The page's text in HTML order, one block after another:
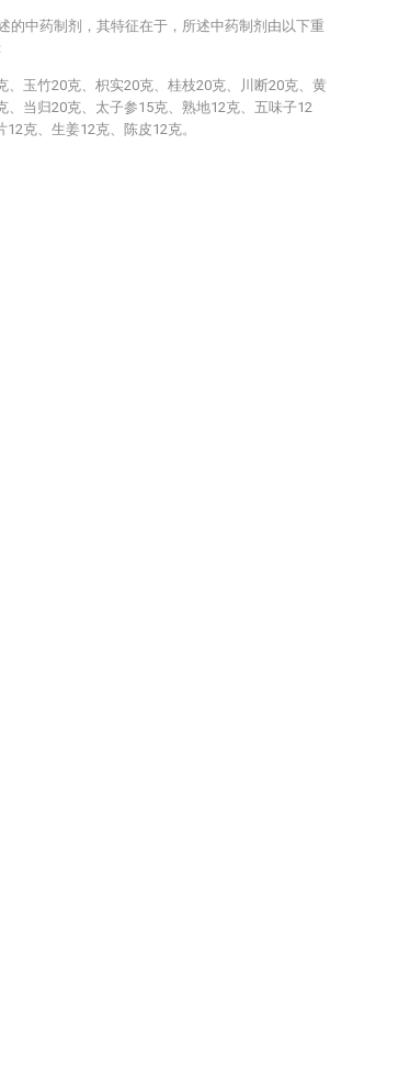
的中药制剂，其特征在于，所述中药制剂由以下重
、玉竹20克、枳实20克、桂枝20克、川断20克、黄
、当归20克、太子参15克、熟地12克、五味子12
克、生姜12克、陈皮12克。